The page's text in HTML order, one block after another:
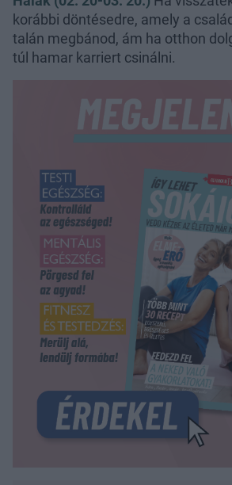
korábbi döntésedre, amely a
talán megbánod, ám ha otthon
túl hamar karriert csinálni.